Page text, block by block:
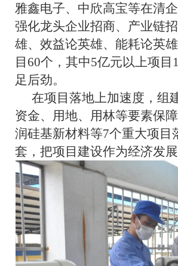
雅鑫电子、中欣高宝等在清
强化龙头企业招商、产业链
雄、效益论英雄、能耗论英
目60个，其中5亿元以上项
足后劲。
在项目落地上加速度，组
资金、用地、用林等要素保
润硅基新材料等7个重大项
套，把项目建设作为经济发展